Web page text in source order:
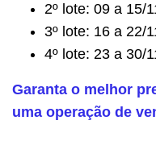
2º lote: 09 a 15/
3º lote: 16 a 22/
4º lote: 23 a 30/
Garanta o melhor
uma operação de